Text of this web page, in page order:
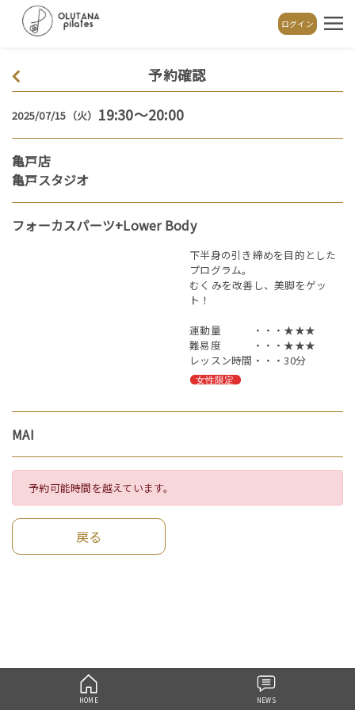
ログイン
予約確認
2025/07/15（火） 19:30～20:00
亀戸店
亀戸スタジオ
フォーカスパーツ+Lower Body
下半身の引き締めを目的とした
プログラム。
むくみを改善し、美脚をゲッ
ト！
運動量 ・・・★★★
難易度 ・・・★★★
レッスン時間・・・30分
MAI
予約可能時間を越えています。
戻る
HOME NEWS